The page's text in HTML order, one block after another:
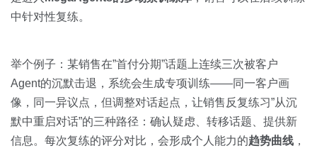
中针对性复练。
举个例子：某销售在”首付分期”话题上连续三次被客户
Agent的沉默击退，系统会生成专项训练——同一客户画
像，同一异议点，但调整对话起点，让销售反复练习”从沉
默中重启对话”的三种路径：确认疑虑、转移话题、提供新
信息。每次复练的评分对比，会形成个人能力的趋势曲线 ，